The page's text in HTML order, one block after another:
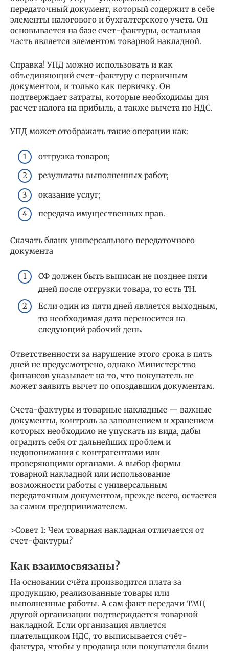
передаточный документ, который содержит в себе
элементы налогового и бухгалтерского учета. Он
основывается на базе счет-фактуры, остальная
часть является элементом товарной накладной.
Справка! УПД можно использовать и как
объединяющий счет-фактуру с первичным
документом, и только как первичку. Он
подтверждает затраты, которые необходимы для
расчет налога на прибыль, а также вычета по НДС.
УПД может отображать такие операции как:
отгрузка товаров;
результаты выполненных работ;
оказание услуг;
передача имущественных прав.
Скачать бланк универсального передаточного
документа
СФ должен быть выписан не позднее пяти
дней после отгрузки товара, то есть ТН.
Если один из пяти дней является выходным,
то необходимая дата переносится на
следующий рабочий день.
Ответственности за нарушение этого срока в пять
дней не предусмотрено, однако Министерство
финансов указывает на то, что покупатель не
может заявить вычет по опоздавшим документам.
Счета-фактуры и товарные накладные — важные
документы, контроль за заполнением и хранением
которых необходимо не упускать из вида, дабы
оградить себя от дальнейших проблем и
недопонимания с контрагентами или
проверяющими органами. А выбор формы
товарной накладной или использование
возможности работы с универсальным
передаточным документом, прежде всего, остается
за самим предпринимателем.
>Совет 1: Чем товарная накладная отличается от
счет-фактуры?
Как взаимосвязаны?
На основании счёта производится плата за
продукцию, реализованные товары или
выполненные работы. А сам факт передачи ТМЦ
другой организации подтверждается товарной
накладной. Если организация является
плательщиком НДС, то выписывается счёт-
фактура, чтобы у продавца или покупателя были